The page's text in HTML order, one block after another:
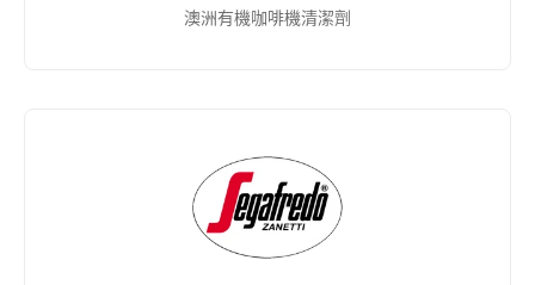
澳洲有機咖啡機清潔劑